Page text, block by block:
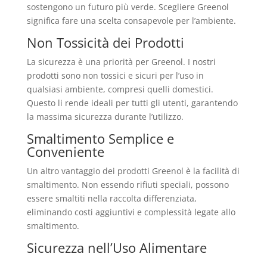
sostengono un futuro più verde. Scegliere Greenol
significa fare una scelta consapevole per l’ambiente.
Non Tossicità dei Prodotti
La sicurezza è una priorità per Greenol. I nostri
prodotti sono non tossici e sicuri per l’uso in
qualsiasi ambiente, compresi quelli domestici.
Questo li rende ideali per tutti gli utenti, garantendo
la massima sicurezza durante l’utilizzo.
Smaltimento Semplice e
Conveniente
Un altro vantaggio dei prodotti Greenol è la facilità di
smaltimento. Non essendo rifiuti speciali, possono
essere smaltiti nella raccolta differenziata,
eliminando costi aggiuntivi e complessità legate allo
smaltimento.
Sicurezza nell’Uso Alimentare